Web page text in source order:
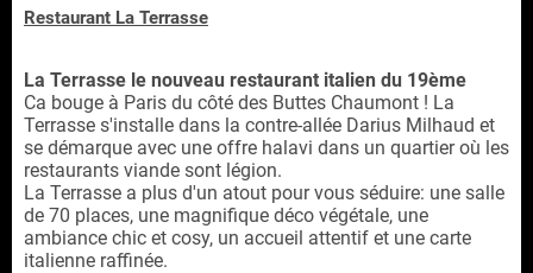
Restaurant La Terrasse
La Terrasse le nouveau restaurant italien du 19ème
Ca bouge à Paris du côté des Buttes Chaumont ! La
Terrasse s'installe dans la contre-allée Darius Milhaud et
se démarque avec une offre halavi dans un quartier où les
restaurants viande sont légion.
La Terrasse a plus d'un atout pour vous séduire: une salle
de 70 places, une magnifique déco végétale, une
ambiance chic et cosy, un accueil attentif et une carte
italienne raffinée.